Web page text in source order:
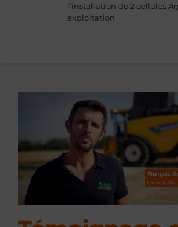
l’installation de 2 cellules
exploitation